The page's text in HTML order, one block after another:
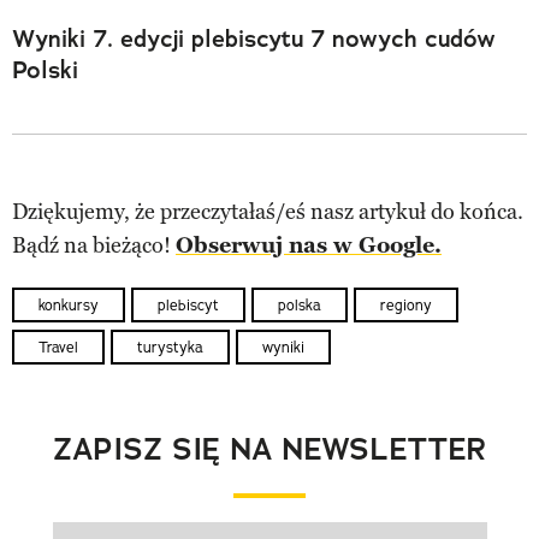
Wyniki 7. edycji plebiscytu 7 nowych cudów
Polski
Dziękujemy, że przeczytałaś/eś nasz artykuł do końca.
Bądź na bieżąco! Obserwuj nas w Google.
konkursy plebiscyt polska regiony
Travel turystyka wyniki
ZAPISZ SIĘ NA NEWSLETTER